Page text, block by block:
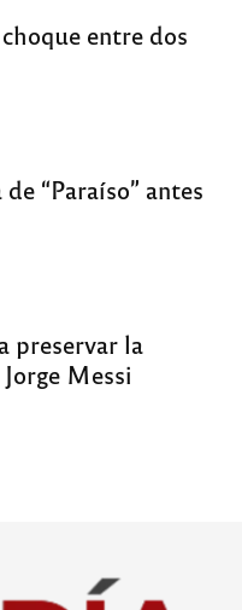
entre dos
“Paraíso” antes
preservar la
Messi